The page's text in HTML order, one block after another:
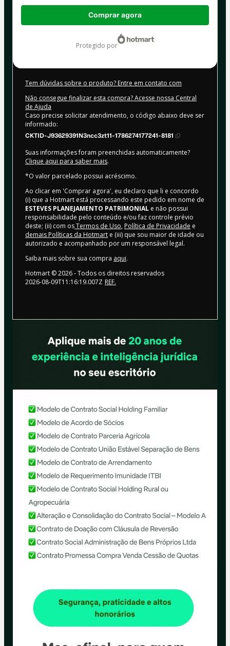
Total
R$ 368,64
Comprar agora
protegido por
Tem dúvidas sobre o produto? Entre em contato com
Não consegue finalizar esta compra? Acesse nossa Central
de Ajuda
Caso precise solicitar atendimento, o código abaixo deve ser
informado:
CKTID-J93629391N3ncc3zt11-1786274177241-8181
Suas informações foram preenchidas automaticamente?
Clique aqui para saber mais.
*O valor parcelado possui acréscimo.
Ao clicar em 'Comprar agora', eu declaro que li e concordo
(i) que a Hotmart está processando este pedido em nome de
ESTEVES PLANEJAMENTO PATRIMONIAL e não possui
responsabilidade pelo conteúdo e/ou faz controle prévio
deste; (ii) com osTermos de Uso, Política de Privacidade e
demais Políticas da Hotmart e (iii) que sou maior de idade ou
autorizado e acompanhado por um responsável legal.
Saiba mais sobre sua compra aqui.
Hotmart ©2026- Todos os direitos reservados
2026-08-09T11:16:19.007Z REF.